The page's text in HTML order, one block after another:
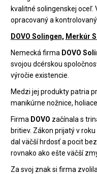
kvalitné solingenskej
opracovaný a
DOVO Solingen, Merkúr
Nemecká firma DOVO
svojou dcérskou
výročie existencie.
Medzi jej produkty patria
manikúrne nožnice,
Firma DOVO začínala s
britiev. Zákon prijatý v
dal väčší hrdosť a pocit
rovnako ako ešte väčší
Za svoj znak si firma